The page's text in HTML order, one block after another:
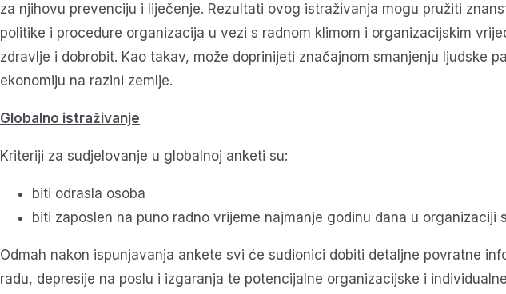
za njihovu prevenciju i liječenje. Rezultati ovog istraživanja mogu pružiti
politike i procedure organizacija u vezi s radnom klimom i organizacijskim
zdravlje i dobrobit. Kao takav, može doprinijeti značajnom smanjenju ljudske
ekonomiju na razini zemlje.
Globalno istraživanje
Kriteriji za sudjelovanje u globalnoj anketi su:
biti odrasla osoba
biti zaposlen na puno radno vrijeme najmanje godinu dana u organizaciji
Odmah nakon ispunjavanja ankete svi će sudionici dobiti detaljne povratne
radu, depresije na poslu i izgaranja te potencijalne organizacijske i